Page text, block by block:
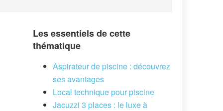
Les essentiels de cette
thématique
Aspirateur de piscine : découvrez
ses avantages
Local technique pour piscine
Jacuzzi 3 places : le luxe à